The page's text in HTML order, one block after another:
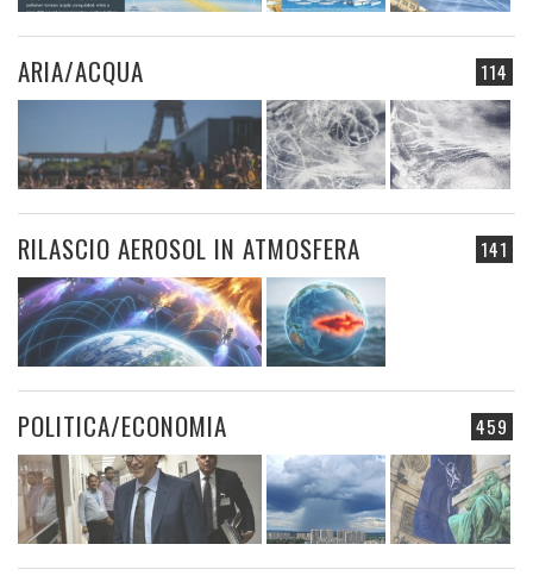
114
ARIA/ACQUA
141
RILASCIO AEROSOL IN ATMOSFERA
459
POLITICA/ECONOMIA